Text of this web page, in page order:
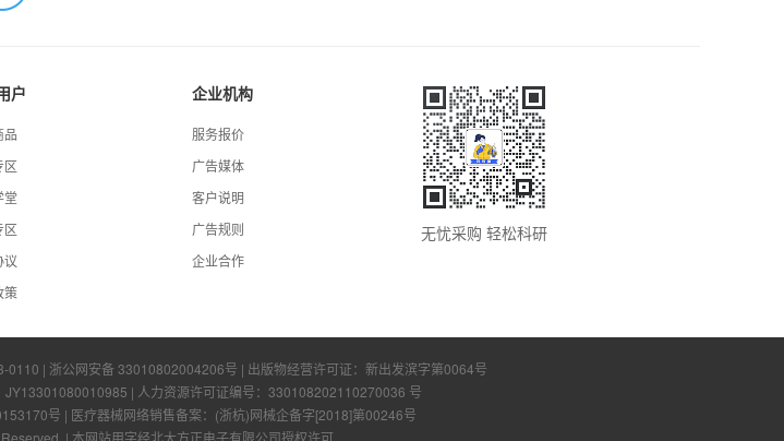
户
品
区
堂
区
议
策
企业机构
服务报价
广告媒体
客户说明
广告规则
企业合作
无忧采购 轻松科研
0110 | 浙公网安备 33010802004206号 | 出版物经营许可证： 新出发滨字第0064号
JY13301080010985 | 人力资源许可证编号： 330108202110270036 号
号 | 医疗器械网络销售备案：(浙杭)网械企备字[2018]第00246号
| 本网站用字经北大方正电子有限公司授权许可